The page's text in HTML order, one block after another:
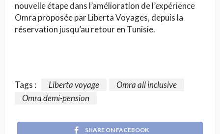
nouvelle étape dans l’amélioration de l’expérience
Omra proposée par Liberta Voyages, depuis la
réservation jusqu’au retour en Tunisie.
Tags : Liberta voyage
Omra all inclusive
Omra demi-pension
SHARE ON FACEBOOK